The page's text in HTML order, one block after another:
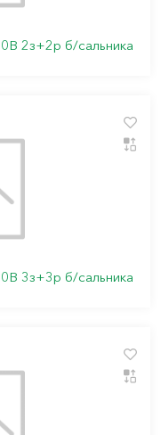
2з+2р б/сальника
3з+3р б/сальника